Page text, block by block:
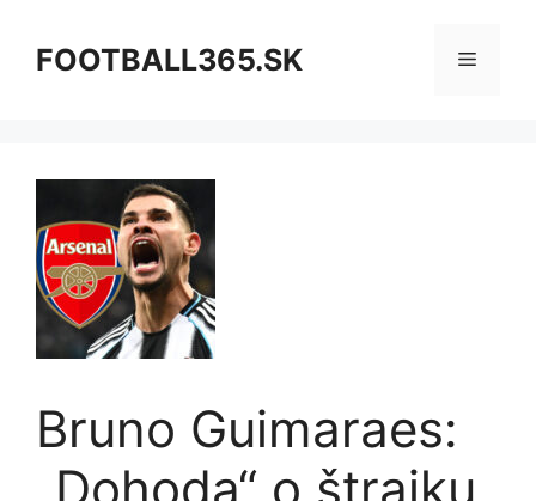
obsahFOOTBALL365.SK Menu
Bruno Guimaraes:
„Dohoda“ o štrajku